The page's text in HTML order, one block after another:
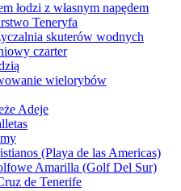
łodzi z własnym napędem
Teneryfa
skuterów wodnych
czarter
wielorybów
Adeje
(Playa de las Americas)
Amarilla (Golf Del Sur)
de Tenerife